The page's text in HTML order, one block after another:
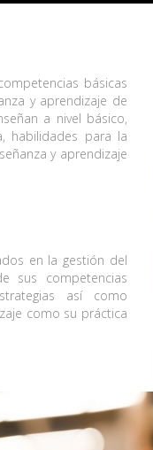
básicas
y aprendizaje de
a nivel básico,
habilidades para la
y aprendizaje
en la gestión del
sus competencias
así como
como su práctica